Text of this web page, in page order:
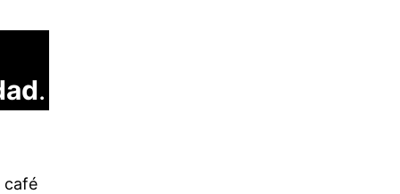
.
café